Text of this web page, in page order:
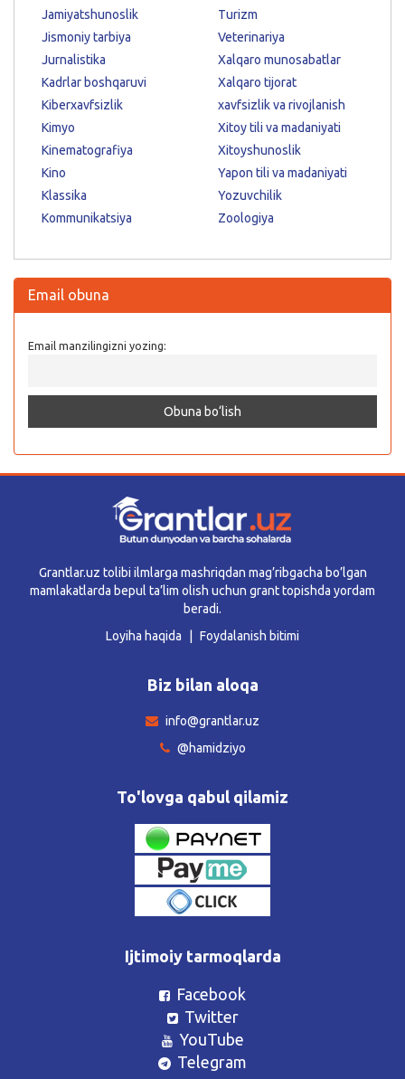
Jamiyatshunoslik
Jismoniy tarbiya
Jurnalistika
Kadrlar boshqaruvi
Kiberxavfsizlik
Kimyo
Kinematografiya
Kino
Klassika
Kommunikatsiya
Turizm
Veterinariya
Xalqaro munosabatlar
Xalqaro tijorat
xavfsizlik va rivojlanish
Xitoy tili va madaniyati
Xitoyshunoslik
Yapon tili va madaniyati
Yozuvchilik
Zoologiya
Email obuna
Email manzilingizni yozing:
Grantlar.uz tolibi ilmlarga mashriqdan mag’ribgacha bo’lgan
mamlakatlarda bepul ta’lim olish uchun grant topishda yordam
beradi.
Loyiha haqida
Foydalanish bitimi
Biz bilan aloqa
info@grantlar.uz
@hamidziyo
To'lovga qabul qilamiz
Ijtimoiy tarmoqlarda
Facebook
Twitter
YouTube
Telegram